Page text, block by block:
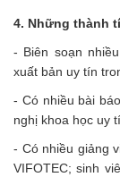
4. Những thành
- Biên soạn
xuất bản uy tín
- Có nhiều bài
nghị khoa học uy
- Có nhiều giảng
VIFOTEC; sinh